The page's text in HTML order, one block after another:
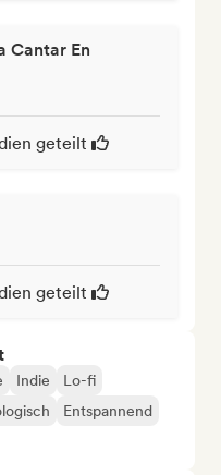
Cantar En
geteilt
geteilt
Indie
Lo-fi
Entspannend